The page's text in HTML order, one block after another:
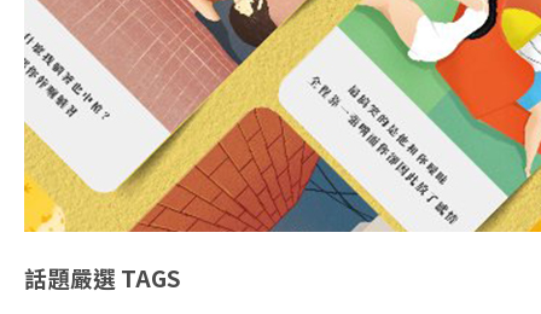
話題嚴選 TAGS